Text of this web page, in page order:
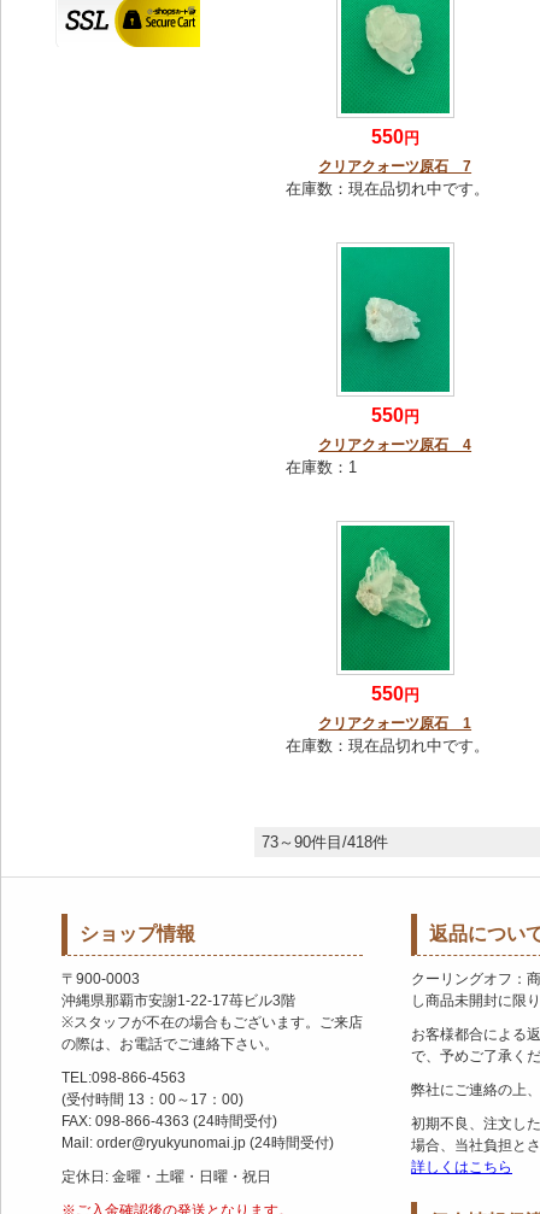
550円
クリアクォーツ原石 7
在庫数：現在品切れ中です。
550円
クリアクォーツ原石 4
在庫数： 1
550円
クリアクォーツ原石 1
在庫数：現在品切れ中です。
73～90件目/418件
ショップ情報
〒900-0003
沖縄県那覇市安謝1-22-17苺ビル3階
※スタッフが不在の場合もございます。ご来店
の際は、お電話でご連絡下さい。
TEL:098-866-4563
(受付時間 13：00～17：00)
FAX: 098-866-4363 (24時間受付)
Mail: order@ryukyunomai.jp (24時間受付)
定休日: 金曜・土曜・日曜・祝日
※ご入金確認後の発送となります。
返品につい
クーリングオフ：
し商品未開封に限
お客様都合による
で、予めご了承く
弊社にご連絡の上
初期不良、注文し
場合、当社負担と
詳しくはこちら